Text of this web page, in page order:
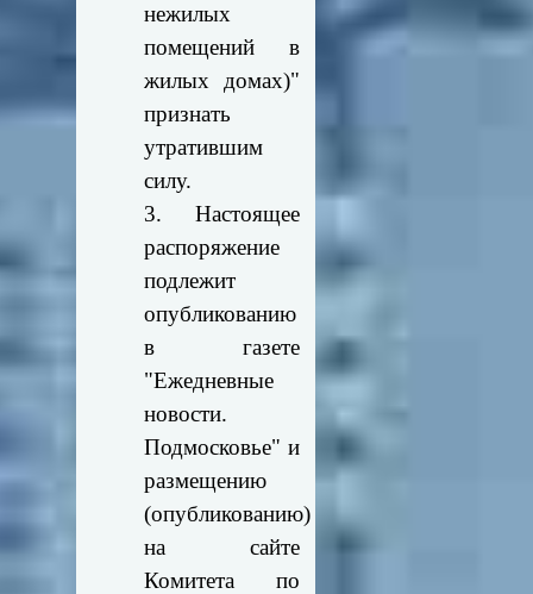
нежилых
помещений в
жилых домах)"
признать
утратившим
силу.
3. Настоящее
распоряжение
подлежит
опубликованию
в газете
"Ежедневные
новости.
Подмосковье" и
размещению
(опубликованию)
на сайте
Комитета по